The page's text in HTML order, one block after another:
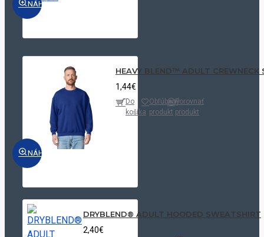
NÁHĽAD
NÁHĽAD
HEAVY BLEND™ ADULT CREWNECK
1,44€
Do
košíka
Obľúbený
produkt
Porovnať
produkt
DRYBLEND® ADULT HOODED SWEATSHIRT
2,40€